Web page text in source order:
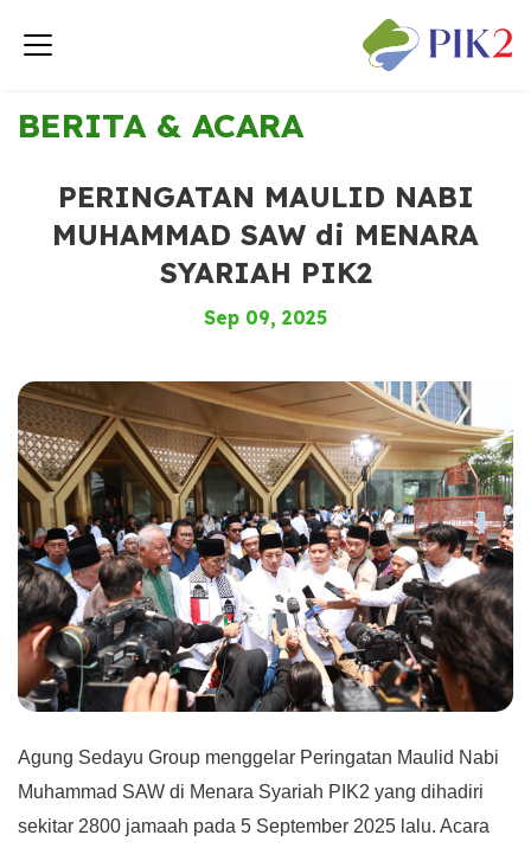
< Kembali ke Berita & Acara
BERITA & ACARA
PERINGATAN MAULID NABI
MUHAMMAD SAW di MENARA
SYARIAH PIK2
Sep 09, 2025
Agung Sedayu Group menggelar Peringatan Maulid Nabi
Muhammad SAW di Menara Syariah PIK2 yang dihadiri
sekitar 2800 jamaah pada 5 September 2025 lalu. Acara